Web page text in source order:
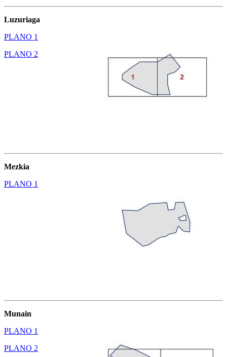
Luzuriaga
PLANO 1
PLANO 2
Mezkia
PLANO 1
Munain
PLANO 1
PLANO 2